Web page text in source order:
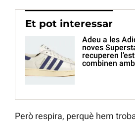
Et pot interessar
Adeu a les
noves
recuperen
combinen
Però respira, perquè hem